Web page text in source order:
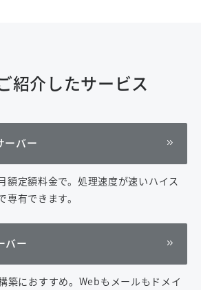
紹介したサービス
ーバー
額定額料金で。処理速度が速いハイス
有できます。
バー
築におすすめ。Webもメールもドメイ